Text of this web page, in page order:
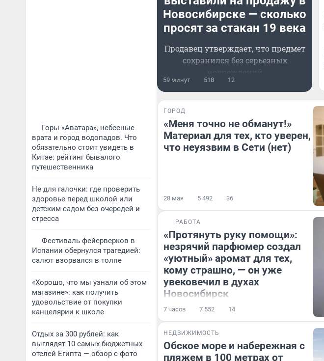
Горы «Аватара», небесные
врата и город водопадов. Что
обязательно стоит увидеть в
Китае: рейтинг бывалого
путешественника
Не для галочки: где проверить
здоровье перед школой или
детским садом без очередей и
стресса
Фестиваль фейерверков в
Испании обернулся трагедией:
салют взорвался в толпе
«Хорошо, что мы узнали об этом
магазине»: как получить
удовольствие от покупки
канцелярии к школе
Отдых за 300 рублей: как
выглядят 10 самых бюджетных
отелей Египта — обзор с фото
Новосибирске — сколько
просят за стакан 19 века
Продавец утверждает, что предмет
сохранился без серьезных
повреждений
59 минут 518 12
ГОРОД
«Меня точно не обманут!»
Материал для тех, кто уверен,
что неуязвим в Сети (нет)
28 мая 5 492 36
РАБОТА
«Протянуть руку помощи»:
незрячий парфюмер создал
«уютный» аромат для тех,
кому страшно, — он уже
увековечил в духах
Новосибирск
7 часов 7 552 14
НЕДВИЖИМОСТЬ
Обское море и набережная с
пляжем в 100 метрах от